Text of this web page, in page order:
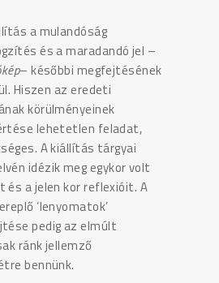
a mulandóság
és a maradandó jel –
– későbbi megfejtésének
Hiszen az eredeti
körülményeinek
lehetetlen feladat,
A kiállítás tárgyai
idézik meg egykor volt
a jelen kor reflexióit. A
’lenyomatok’
pedig az elmúlt
ránk jellemző
bennünk.